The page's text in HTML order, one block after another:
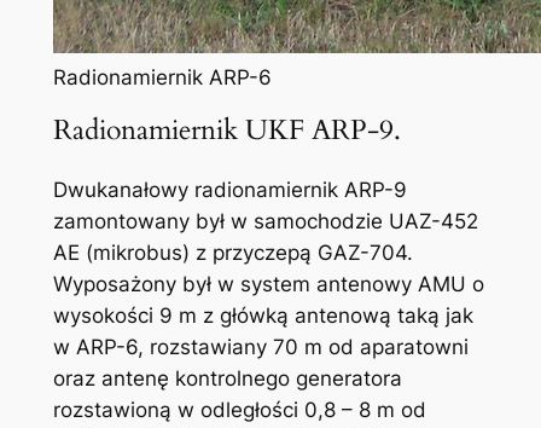
Radionamiernik ARP-6
Radionamiernik UKF ARP-9.
Dwukanałowy radionamiernik ARP-9
zamontowany był w samochodzie UAZ-452
AE (mikrobus) z przyczepą GAZ-704.
Wyposażony był w system antenowy AMU o
wysokości 9 m z główką antenową taką jak
w ARP-6, rozstawiany 70 m od aparatowni
oraz antenę kontrolnego generatora
rozstawioną w odległości 0,8 – 8 m od